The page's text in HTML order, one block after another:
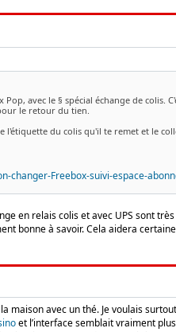
avec le § spécial échange de colis.
le retour du tien.
l'étiquette du colis qu'il te remet et le
changer-Freebox-suivi-espace-
en relais colis et avec UPS sont
bonne à savoir. Cela aidera
maison avec un thé. Je voulais
et l’interface semblait vraiment